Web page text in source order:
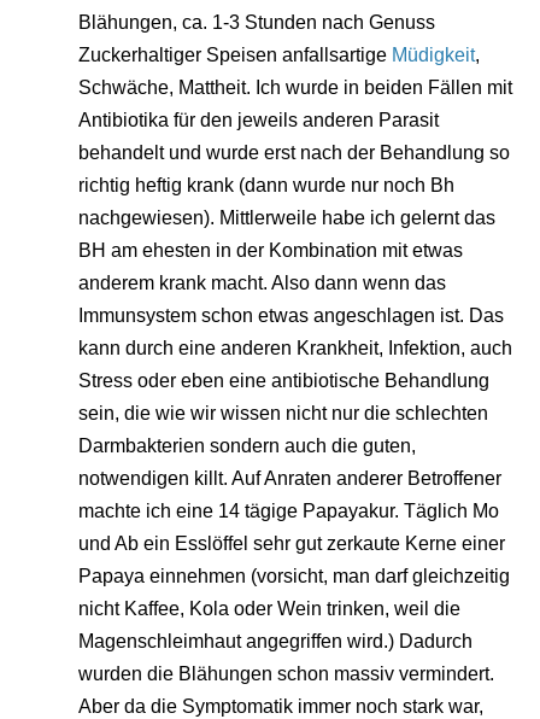
Blähungen, ca. 1-3 Stunden nach Genuss
Zuckerhaltiger Speisen anfallsartige Müdigkeit,
Schwäche, Mattheit. Ich wurde in beiden Fällen mit
Antibiotika für den jeweils anderen Parasit
behandelt und wurde erst nach der Behandlung so
richtig heftig krank (dann wurde nur noch Bh
nachgewiesen). Mittlerweile habe ich gelernt das
BH am ehesten in der Kombination mit etwas
anderem krank macht. Also dann wenn das
Immunsystem schon etwas angeschlagen ist. Das
kann durch eine anderen Krankheit, Infektion, auch
Stress oder eben eine antibiotische Behandlung
sein, die wie wir wissen nicht nur die schlechten
Darmbakterien sondern auch die guten,
notwendigen killt. Auf Anraten anderer Betroffener
machte ich eine 14 tägige Papayakur. Täglich Mo
und Ab ein Esslöffel sehr gut zerkaute Kerne einer
Papaya einnehmen (vorsicht, man darf gleichzeitig
nicht Kaffee, Kola oder Wein trinken, weil die
Magenschleimhaut angegriffen wird.) Dadurch
wurden die Blähungen schon massiv vermindert.
Aber da die Symptomatik immer noch stark war,